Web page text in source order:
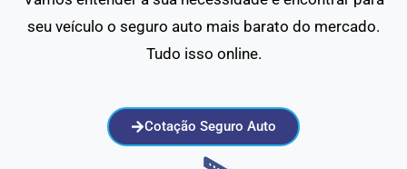
seu veículo o seguro auto mais barato do mercado.
Tudo isso online.
Cotação Seguro Auto